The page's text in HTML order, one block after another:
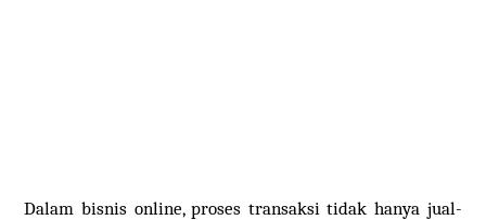
Dalam bisnis online, proses transaksi tidak hanya jual-